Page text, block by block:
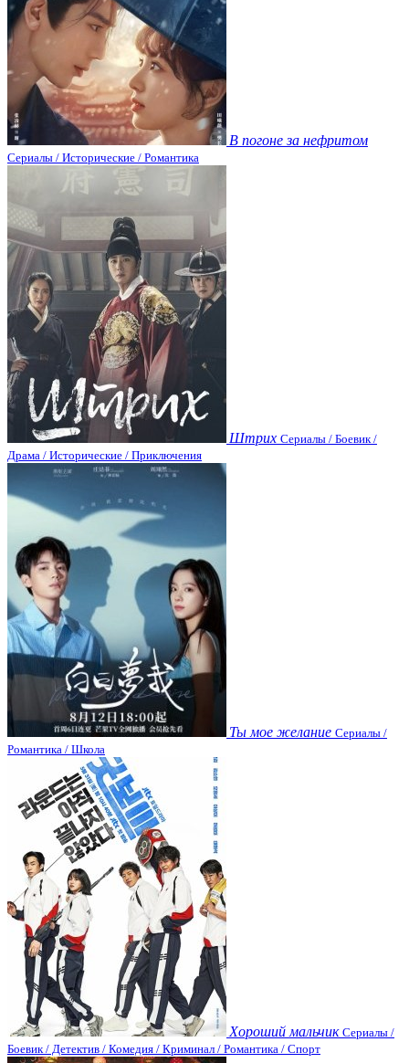
В погоне за нефритом
Сериалы / Исторические / Романтика
Штрих Сериалы / Боевик /
Драма / Исторические / Приключения
Ты мое желание Сериалы /
Романтика / Школа
Хороший мальчик Сериалы /
Боевик / Детектив / Комедия / Криминал / Романтика / Спорт